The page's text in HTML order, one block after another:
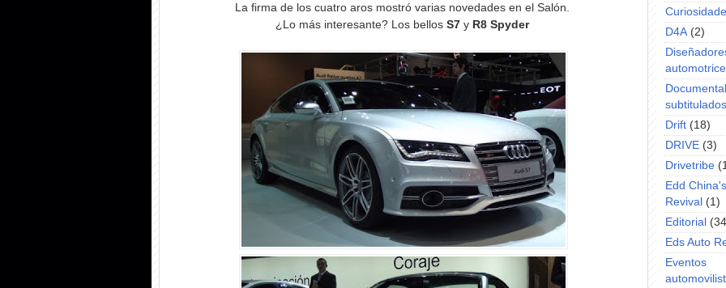
La firma de los cuatro aros mostró varias novedades en el Salón.
¿Lo más interesante? Los bellos S7y R8 Spyder
D4A (2)
subtitulados
Drift (18)
DRIVE (3)
Drivetribe
Edd
Revival (1)
Editorial
Eds Auto
Eventos